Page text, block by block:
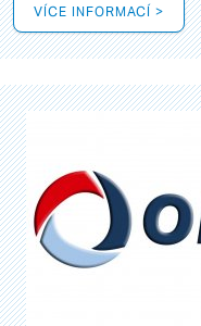
VÍCE INFORMACÍ >